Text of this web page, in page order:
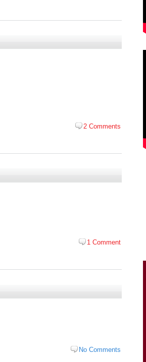
2 Comments
1 Comment
No Comments